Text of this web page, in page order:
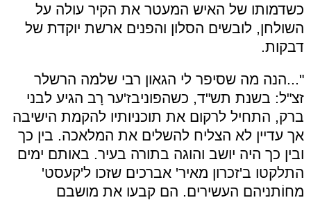
כשדמותו של האיש המעטר את הקיר עולה על
השולחן, לובשים הסלון והפנים ארשת יוקדת של
דבקות.
"...הנה מה שסיפר לי הגאון רבי שלמה הרשלר
זצ"ל: בשנת תש"ד, כשהפוניבז'ער רָב הגיע לבני
ברק, התחיל לרקום את תוכניותיו להקמת הישיבה
אך עדיין לא הצליח להשלים את המלאכה. בין כך
ובין כך היה יושב והוגה בתורה בעיר. באותם ימים
התלקטו ב'זכרון מאיר' אברכים שזכו ל'קעסט'
מחוֹתניהם העשירים. הם קבעו את מושבם